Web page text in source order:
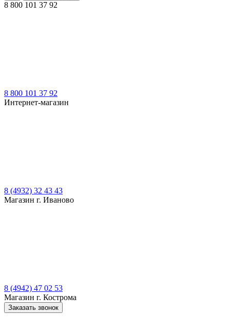
8 800 101 37 92
8 800 101 37 92
Интернет-магазин
8 (4932) 32 43 43
Магазин г. Иваново
8 (4942) 47 02 53
Магазин г. Кострома
Заказать звонок